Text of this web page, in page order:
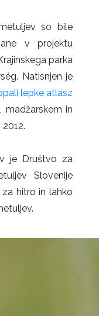
so bile
v projektu
parka
Natisnjen je
lepke atlasz
madžarskem in
je Društvo za
Slovenije
za hitro in lahko